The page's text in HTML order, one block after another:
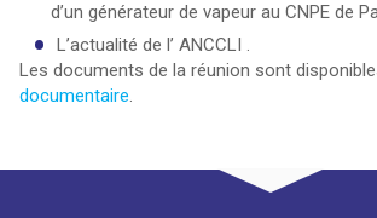
d’un générateur de vapeur au CNPE de
L’actualité de l’ ANCCLI .
Les documents de la réunion sont
documentaire.